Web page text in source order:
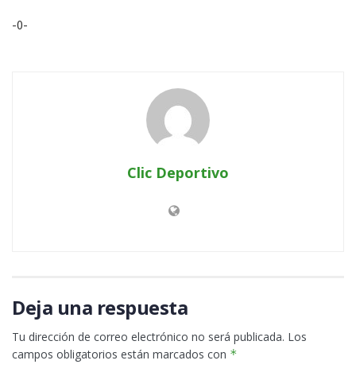
-0-
Clic Deportivo
Deja una respuesta
Tu dirección de correo electrónico no será publicada. Los
campos obligatorios están marcados con *